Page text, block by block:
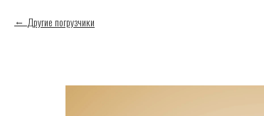
Другие погрузчики